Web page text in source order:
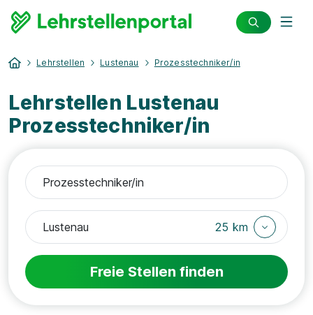
Lehrstellen Lustenau Prozesstechniker/in
Lehrstellen Lustenau
Prozesstechniker/in
25 km
Freie Stellen finden